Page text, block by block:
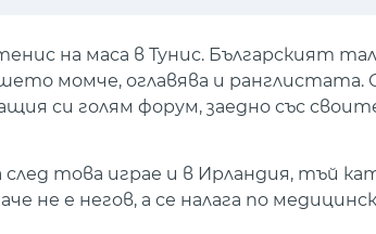
на маса в Тунис. Българският
момче, оглавява и ранглистата.
си голям форум, заедно със
това играе и в Ирландия, тъй
не е негов, а се налага по